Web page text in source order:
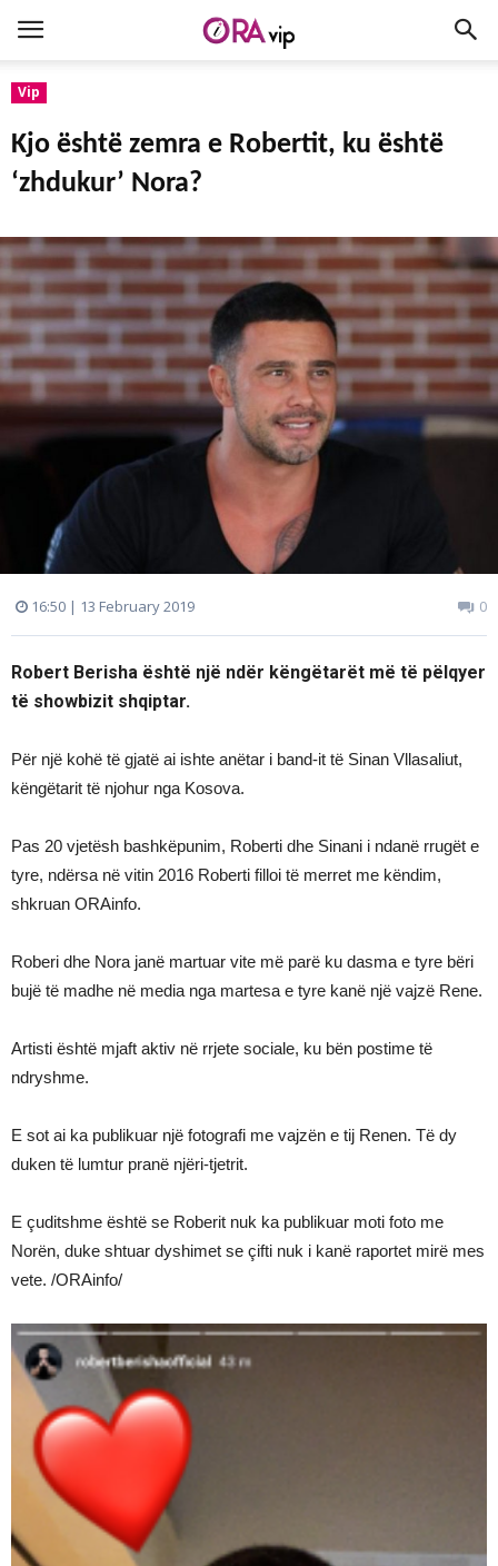
Vip
Kjo është zemra e Robertit, ku është
‘zhdukur’ Nora?
16:50 | 13 February 2019 0
Robert Berisha është një ndër këngëtarët më të pëlqyer
të showbizit shqiptar.
Për një kohë të gjatë ai ishte anëtar i band-it të Sinan Vllasaliut,
këngëtarit të njohur nga Kosova.
Pas 20 vjetësh bashkëpunim, Roberti dhe Sinani i ndanë rrugët e
tyre, ndërsa në vitin 2016 Roberti filloi të merret me këndim,
shkruan ORAinfo.
Roberi dhe Nora janë martuar vite më parë ku dasma e tyre bëri
bujë të madhe në media nga martesa e tyre kanë një vajzë Rene.
Artisti është mjaft aktiv në rrjete sociale, ku bën postime të
ndryshme.
E sot ai ka publikuar një fotografi me vajzën e tij Renen. Të dy
duken të lumtur pranë njëri-tjetrit.
E çuditshme është se Roberit nuk ka publikuar moti foto me
Norën, duke shtuar dyshimet se çifti nuk i kanë raportet mirë mes
vete. /ORAinfo/